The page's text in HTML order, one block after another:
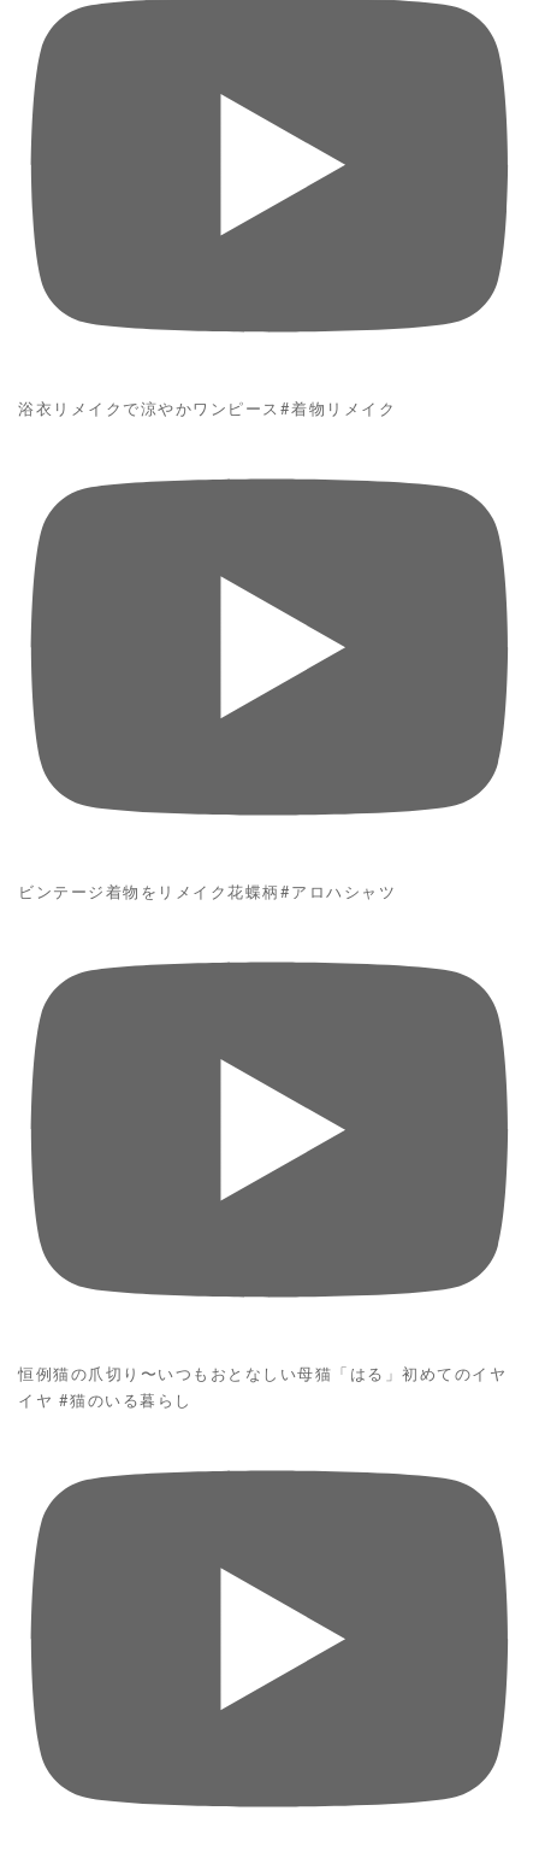
浴衣リメイクで涼やかワンピース#着物リメイク
ビンテージ着物をリメイク花蝶柄#アロハシャツ
恒例猫の爪切り〜いつもおとなしい母猫「はる」初めてのイヤ
イヤ #猫のいる暮らし